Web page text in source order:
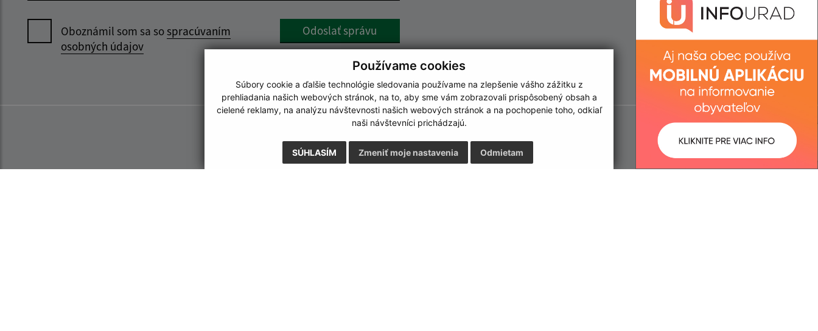
Používame cookies
Súbory cookie a ďalšie technológie sledovania používame na zlepšenie vášho zážitku z
prehliadania našich webových stránok, na to, aby sme vám zobrazovali prispôsobený obsah a
cielené reklamy, na analýzu návštevnosti našich webových stránok a na pochopenie toho, odkiaľ
naši návštevníci prichádzajú.
SÚHLASÍM Odmietam
Zmeniť moje nastavenia
Oboznámil som sa sospracúvaním
osobných údajov
Odoslať správu